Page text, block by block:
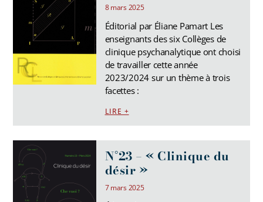
8 mars 2025
Éditorial par Éliane Pamart Les
enseignants des six Collèges de
clinique psychanalytique ont choisi
de travailler cette année
2023/2024 sur un thème à trois
facettes :
LIRE +
N°23 – « Clinique du
désir »
7 mars 2025